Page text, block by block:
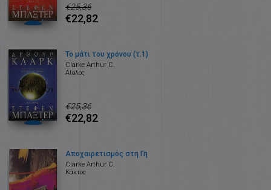
€25,36
€22,82
Το μάτι του χρόνου (τ.1)
Clarke Arthur C.
Αίολος
€25,36
€22,82
Αποχαιρετισμός στη Γη
Clarke Arthur C.
Κάκτος